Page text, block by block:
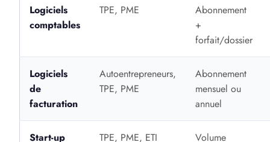
Logiciels
comptables
TPE, PME
Abonnement
+
forfait/dossier
Logiciels
de
facturation
Autoentrepreneurs,
TPE, PME
Abonnement
mensuel ou
annuel
Start-up TPE, PME, ETI Volume